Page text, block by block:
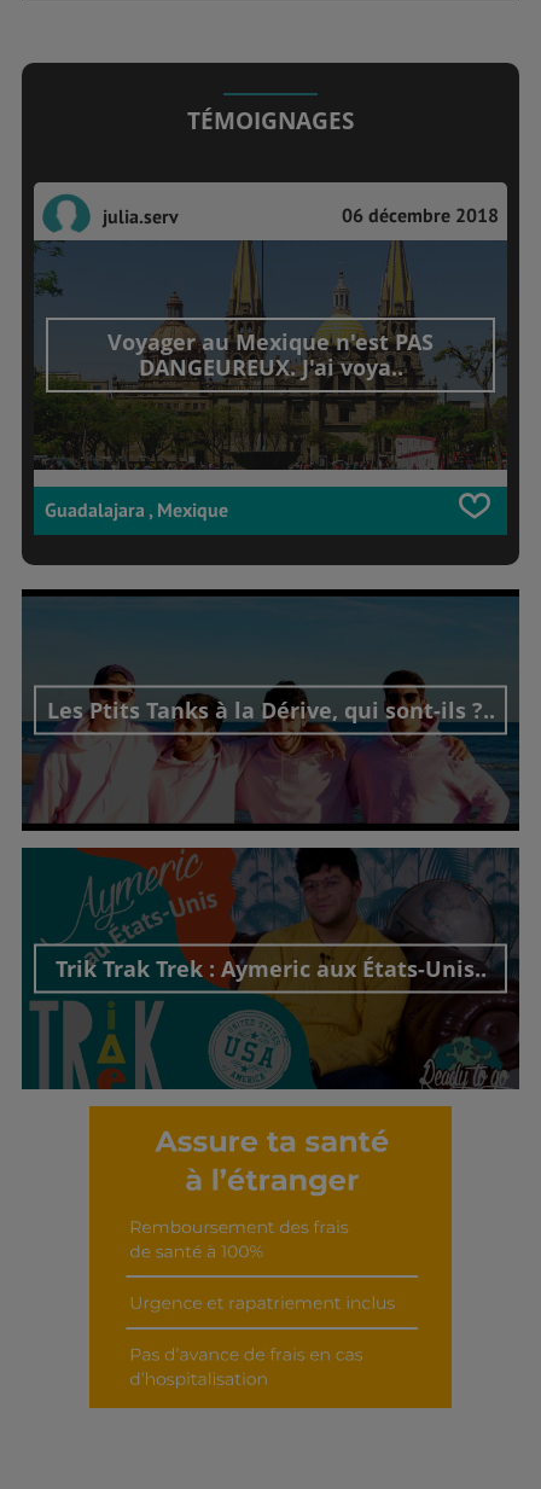
TÉMOIGNAGES
julia.serv 06 décembre 2018
Voyager au Mexique n'est PAS
DANGEUREUX. J'ai voya..
Guadalajara , Mexique
Les Ptits Tanks à la Dérive, qui sont-ils ?..
Découvrir cet interview
Trik Trak Trek : Aymeric aux États-Unis..
Découvrir cet interview